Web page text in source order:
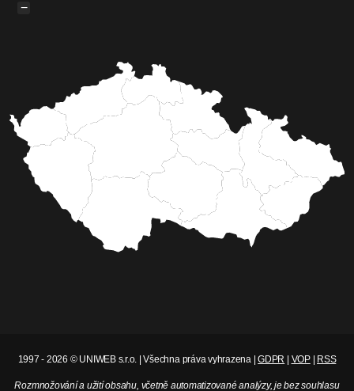
−
1997 - 2026 © UNIWEB s.r.o. | Všechna práva vyhrazena |GDPR VOP| RSS
Rozmnožování a užití obsahu, včetně automatizované analýzy, je bez souhlasu